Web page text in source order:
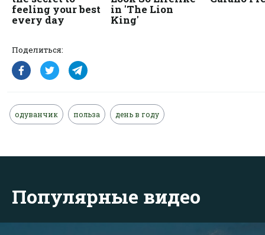
Поделиться:
одуванчик польза день в году
Популярные видео